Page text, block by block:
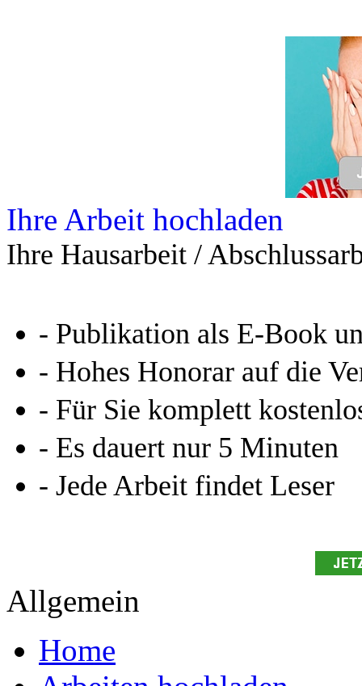
Ihre Arbeit hochladen
Ihre Hausarbeit /
- Publikation als E-Book
- Hohes Honorar auf die
- Für Sie komplett
- Es dauert nur 5 Minuten
- Jede Arbeit findet Leser
Allgemein
Home